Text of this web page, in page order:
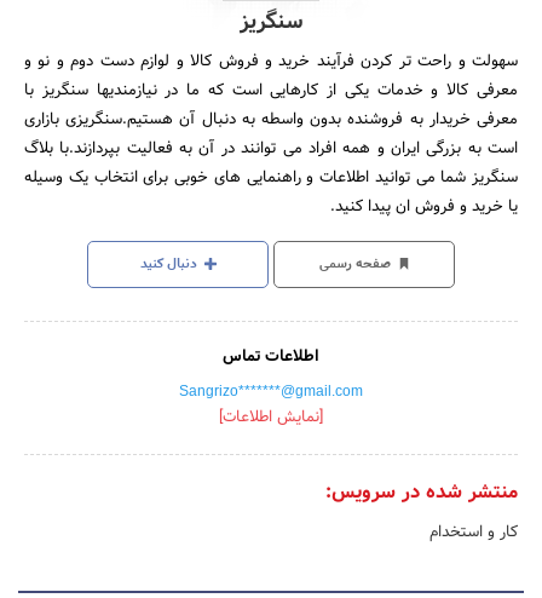
سنگریز
سهولت و راحت تر کردن فرآیند خرید و فروش کالا و لوازم دست دوم و نو و
معرفی کالا و خدمات یکی از کارهایی است که ما در نیازمندیها سنگریز با
معرفی خریدار به فروشنده بدون واسطه به دنبال آن هستیم.سنگریزی بازاری
است به بزرگی ایران و همه افراد می توانند در آن به فعالیت بپردازند.با بلاگ
سنگریز شما می توانید اطلاعات و راهنمایی های خوبی برای انتخاب یک وسیله
یا خرید و فروش ان پیدا کنید.
صفحه رسمی دنبال کنید
اطلاعات تماس
Sangrizo*******@gmail.com
[نمایش اطلاعات]
منتشر شده در سرویس:
کار و استخدام